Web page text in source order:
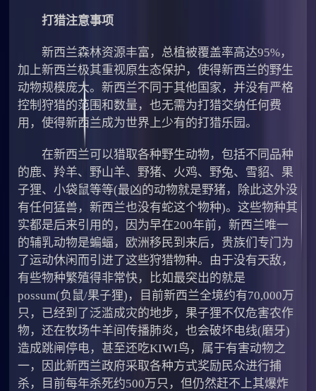
打猎注意事项
新西兰森林资源丰富，总植被覆盖率高达95%，
加上新西兰极其重视原生态保护，使得新西兰的野生
动物规模庞大。新西兰不同于其他国家，并没有严格
控制狩猎的范围和数量，也无需为打猎交纳任何费
用，使得新西兰成为世界上少有的打猎乐园。
在新西兰可以猎取各种野生动物，包括不同品种
的鹿、羚羊、野山羊、野猪、火鸡、野兔、雪貂、果
子狸、小袋鼠等等(最凶的动物就是野猪，除此这外没
有任何猛兽，新西兰也没有蛇这个物种)。这些物种其
实都是后来引用的，因为早在200年前，新西兰唯一
的辅乳动物是蝙蝠，欧洲移民到来后，贵族们专门为
了运动休闲而引进了这些狩猎物种。由于没有天敌，
有些物种繁殖得非常快，比如最突出的就是
possum(负鼠/果子狸)，目前新西兰全境约有70,000万
只，已经到了泛滥成灾的地步，果子狸不仅危害农作
物，还在牧场牛羊间传播肺炎，也会破坏电线(磨牙)
造成跳闸停电，甚至还吃KIWI鸟，属于有害动物之
一，因此新西兰政府采取各种方式奖励民众进行捕
杀，目前每年杀死约500万只，但仍然赶不上其爆炸